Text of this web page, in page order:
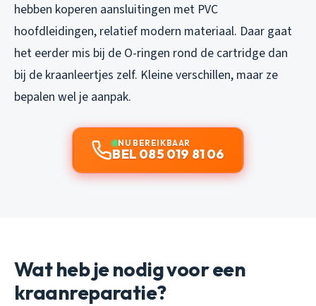
hebben koperen aansluitingen met PVC
hoofdleidingen, relatief modern materiaal. Daar gaat
het eerder mis bij de O-ringen rond de cartridge dan
bij de kraanleertjes zelf. Kleine verschillen, maar ze
bepalen wel je aanpak.
NU BEREIKBAAR
BEL 085 019 81 06
Wat heb je nodig voor een
kraanreparatie?